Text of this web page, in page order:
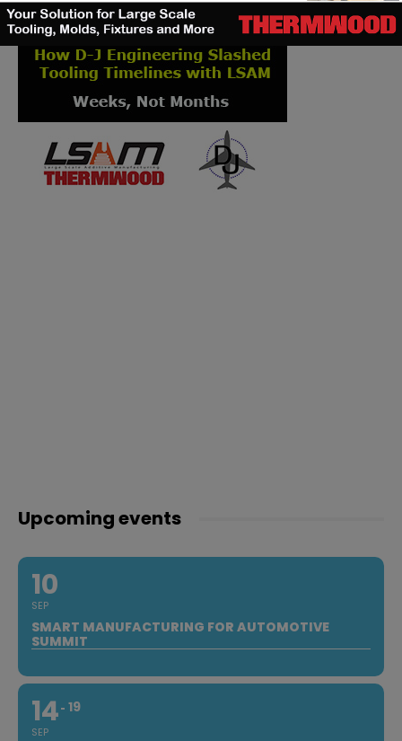
Upcoming events
10
SEP
SMART MANUFACTURING FOR AUTOMOTIVE
SUMMIT
14
SEP
19